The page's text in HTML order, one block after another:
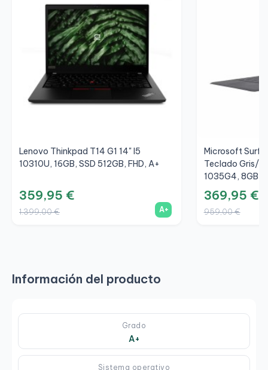
Lenovo Thinkpad T14 G1 14" I5
10310U, 16GB, SSD 512GB, FHD, A+
359,95 €
1.399,00 € A+
Microsoft
Teclado Gris/
1035G4, 8GB,
369,95 €
959,00 €
Información del producto
Grado
A+
Sistema operativo